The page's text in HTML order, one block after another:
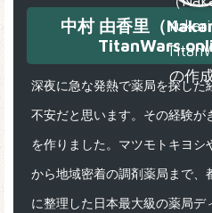
中村 由香里（
深夜に急な発熱で薬局を探した
不安だと思います。その経験
を作りました。マツモトキヨシ
から地域密着の調剤薬局まで、
に整理した日本最大級の薬局